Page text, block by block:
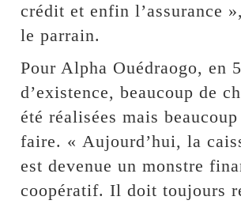
crédit et enfin l’assurance
le parrain.
Pour Alpha Ouédraogo, en
d’existence, beaucoup de
été réalisées mais
faire. « Aujourd’hui, la
est devenue un monstre
coopératif. Il doit toujours